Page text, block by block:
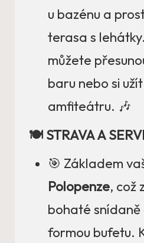
u bazénu a
terasa s
můžete
baru nebo si
amfiteátru. 🎶
🍽️ STRAVA A
🎯 Základem
Polopenze, což
bohaté
formou bufetu.